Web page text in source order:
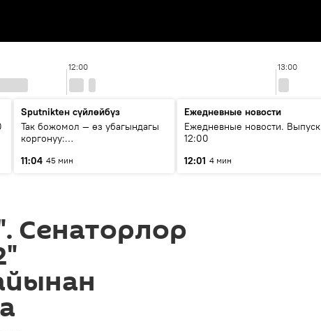
12:00 13:00
Sputnikteн сүйлөйбүз
Так божомол — өз убагындагы
коргонуу:
кантип өркүндөтүлүүдө
11:04 45 мин
Ежедневные новости
Ежедневные новости. Выпуск
12:00
12:01 4 мин
Сенаторлор